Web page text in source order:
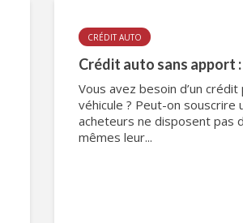
CRÉDIT AUTO
Crédit auto sans apport
Vous avez besoin d’un
véhicule ? Peut-on souscrire
acheteurs ne disposent pas
mêmes leur...